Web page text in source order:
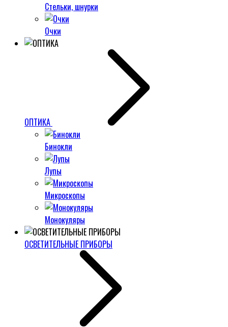
Стельки, шнурки
Очки
ОПТИКА
Бинокли
Лупы
Микроскопы
Монокуляры
ОСВЕТИТЕЛЬНЫЕ ПРИБОРЫ